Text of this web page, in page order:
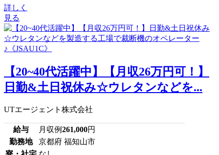
詳しく
見る
【20~40代活躍中】【月収26万円可！】
日勤&土日祝休み☆ウレタンなどを...
UTエージェント株式会社
給与 月収例261,000円
勤務地
京都府 福知山市